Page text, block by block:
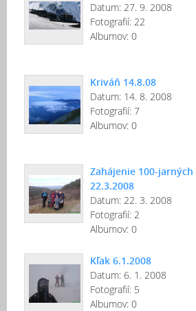
Datum: 27. 9. 2008
Fotografií: 22
Albumov: 0
Kriváň 14.8.08
Datum: 14. 8. 2008
Fotografií: 7
Albumov: 0
Zahájenie 100-
22.3.2008
Datum: 22. 3. 2008
Fotografií: 2
Albumov: 0
Kľak 6.1.2008
Datum: 6. 1. 2008
Fotografií: 5
Albumov: 0